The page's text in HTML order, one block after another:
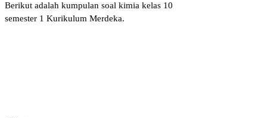
Berikut adalah kumpulan soal kimia kelas 10
semester 1 Kurikulum Merdeka.